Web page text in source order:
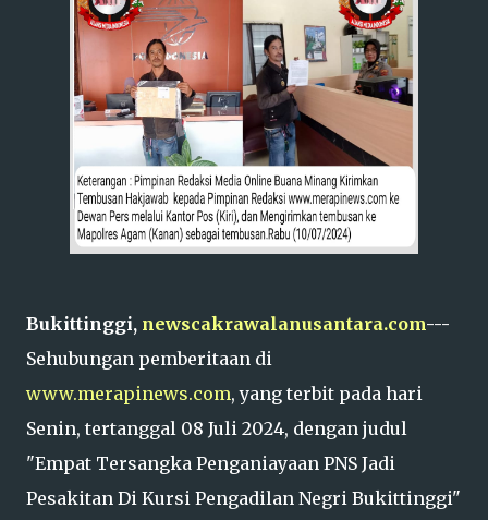
Bukittinggi, newscakrawalanusantara.com---
Sehubungan pemberitaan di
www.merapinews.com, yang terbit pada hari
Senin, tertanggal 08 Juli 2024, dengan judul
"Empat Tersangka Penganiayaan PNS Jadi
Pesakitan Di Kursi Pengadilan Negri Bukittinggi"